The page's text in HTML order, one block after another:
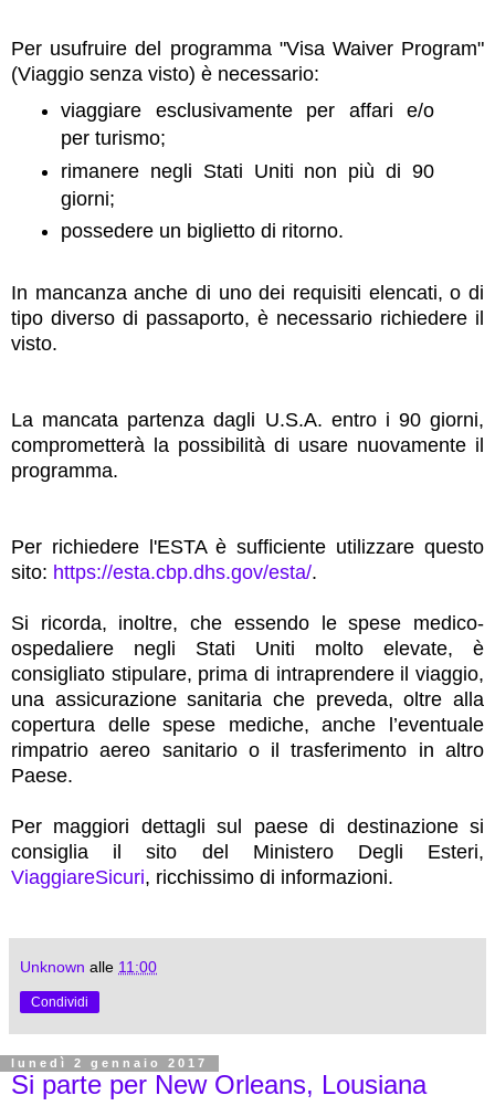
Per usufruire del programma "Visa Waiver Program"
(Viaggio senza visto) è necessario:
viaggiare esclusivamente per affari e/o
per turismo;
rimanere negli Stati Uniti non più di 90
giorni;
possedere un biglietto di ritorno.
In mancanza anche di uno dei requisiti elencati, o di
tipo diverso di passaporto, è necessario richiedere il
visto.
La mancata partenza dagli U.S.A. entro i 90 giorni,
comprometterà la possibilità di usare nuovamente il
programma.
Per richiedere l'ESTA è sufficiente utilizzare questo
sito: https://esta.cbp.dhs.gov/esta/.
Si ricorda, inoltre, che essendo le spese medico-
ospedaliere negli Stati Uniti molto elevate, è
consigliato stipulare, prima di intraprendere il viaggio,
una assicurazione sanitaria che preveda, oltre alla
copertura delle spese mediche, anche l’eventuale
rimpatrio aereo sanitario o il trasferimento in altro
Paese.
Per maggiori dettagli sul paese di destinazione si
consiglia il sito del Ministero Degli Esteri,
ViaggiareSicuri, ricchissimo di informazioni.
Unknown alle 11:00
Condividi
lunedì 2 gennaio 2017
Si parte per New Orleans, Lousiana